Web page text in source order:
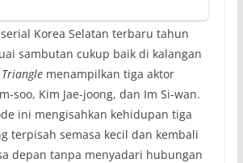
Korea Selatan terbaru tahun
sambutan cukup baik di kalangan
Trianglemenampilkan tiga aktor
soo, Kim Jae-joong, dan Im Si-wan.
ini mengisahkan kehidupan tiga
terpisah semasa kecil dan kembali
depan tanpa menyadari hubungan